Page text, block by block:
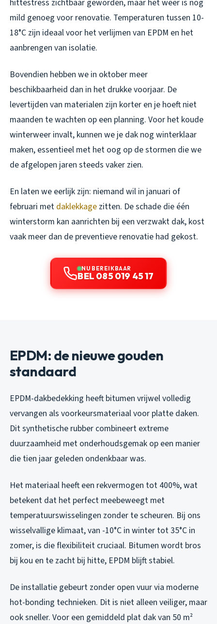
hittestress zichtbaar geworden, maar het weer is nog
mild genoeg voor renovatie. Temperaturen tussen 10-
18°C zijn ideaal voor het verlijmen van EPDM en het
aanbrengen van isolatie.
Bovendien hebben we in oktober meer
beschikbaarheid dan in het drukke voorjaar. De
levertijden van materialen zijn korter en je hoeft niet
maanden te wachten op een planning. Voor het koude
winterweer invalt, kunnen we je dak nog winterklaar
maken, essentieel met het oog op de stormen die we
de afgelopen jaren steeds vaker zien.
En laten we eerlijk zijn: niemand wil in januari of
februari met daklekkage zitten. De schade die één
winterstorm kan aanrichten bij een verzwakt dak, kost
vaak meer dan de preventieve renovatie had gekost.
NU BEREIKBAAR
BEL 085 019 45 17
EPDM: de nieuwe gouden
standaard
EPDM-dakbedekking heeft bitumen vrijwel volledig
vervangen als voorkeursmateriaal voor platte daken.
Dit synthetische rubber combineert extreme
duurzaamheid met onderhoudsgemak op een manier
die tien jaar geleden ondenkbaar was.
Het materiaal heeft een rekvermogen tot 400%, wat
betekent dat het perfect meebeweegt met
temperatuurswisselingen zonder te scheuren. Bij ons
wisselvallige klimaat, van -10°C in winter tot 35°C in
zomer, is die flexibiliteit cruciaal. Bitumen wordt bros
bij kou en te zacht bij hitte, EPDM blijft stabiel.
De installatie gebeurt zonder open vuur via moderne
hot-bonding technieken. Dit is niet alleen veiliger, maar
ook sneller. Voor een gemiddeld plat dak van 50 m²